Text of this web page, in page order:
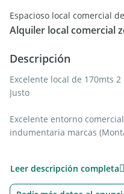
Alquiler local comercial
Descripción
Excelente local de 170mts
Justo
Excelente entorno
indumentaria marcas
de accionamiento electrico
Leer descripción completa